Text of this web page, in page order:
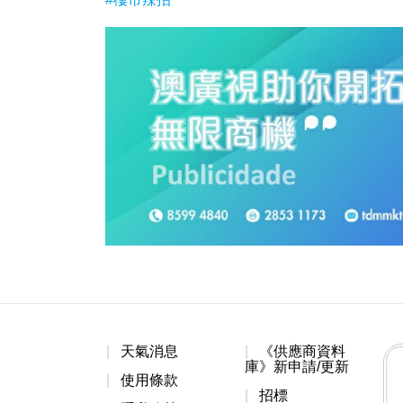
天氣消息
使用條款
《供應商資料
庫》新申請/更新
招標